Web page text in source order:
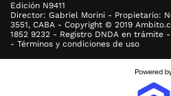
Edición N9411
Director: Gabriel Morini - Propietario:
3551, CABA - Copyright © 2019
1852 9232 - Registro DNDA en trámite
- Términos y condiciones de uso